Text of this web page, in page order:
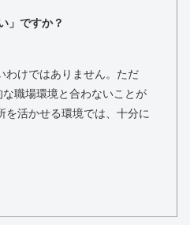
」ですか？
わけではありません。ただ
な職場環境と合わないことが
を活かせる環境では、十分に